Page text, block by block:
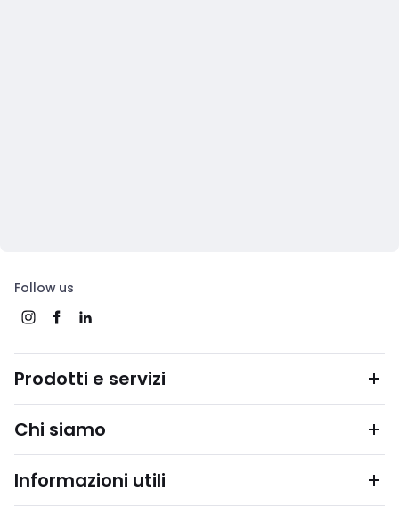
Follow us
Prodotti e servizi
Chi siamo
Informazioni utili